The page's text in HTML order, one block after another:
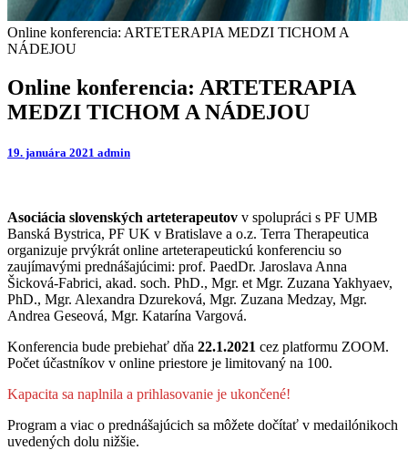
Online konferencia: ARTETERAPIA MEDZI TICHOM A
NÁDEJOU
Online konferencia: ARTETERAPIA
MEDZI TICHOM A NÁDEJOU
19. januára 2021 admin
Asociácia slovenských arteterapeutov v spolupráci s PF UMB
Banská Bystrica, PF UK v Bratislave a o.z. Terra Therapeutica
organizuje prvýkrát online arteterapeutickú konferenciu so
zaujímavými prednášajúcimi: prof. PaedDr. Jaroslava Anna
Šicková-Fabrici, akad. soch. PhD., Mgr. et Mgr. Zuzana Yakhyaev,
PhD., Mgr. Alexandra Dzureková, Mgr. Zuzana Medzay, Mgr.
Andrea Geseová, Mgr. Katarína Vargová.
Konferencia bude prebiehať dňa 22.1.2021 cez platformu ZOOM.
Počet účastníkov v online priestore je limitovaný na 100.
Kapacita sa naplnila a prihlasovanie je ukončené!
Program a viac o prednášajúcich sa môžete dočítať v medailónikoch
uvedených dolu nižšie.